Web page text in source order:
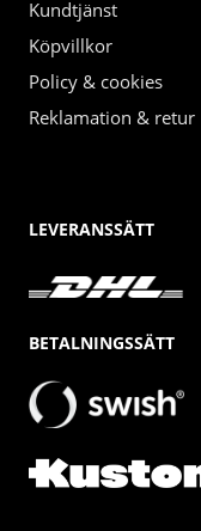
Kundtjänst
Köpvillkor
Policy & cookies
Reklamation & retur
LEVERANSSÄTT
BETALNINGSSÄTT